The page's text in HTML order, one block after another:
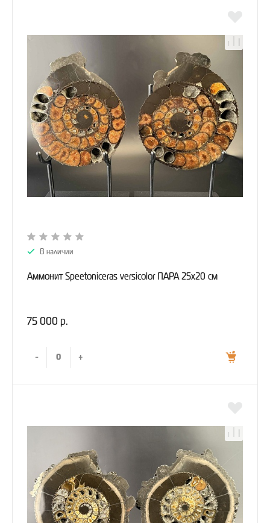
В наличии
Аммонит Speetoniceras versicolor ПАРА 25х20 см
75 000 р.
- +